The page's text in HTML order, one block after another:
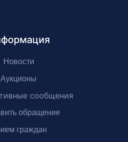
Новости
Аукционы
сообщения
обращение
граждан